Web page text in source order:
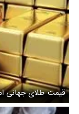
بالا رفت